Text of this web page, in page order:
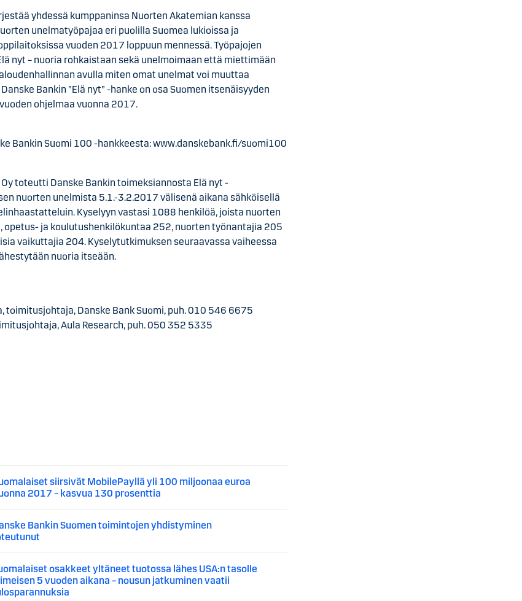
yhdessä kumppaninsa Nuorten Akatemian kanssa
unelmatyöpajaa eri puolilla Suomea lukioissa ja
vuoden 2017 loppuun mennessä. Työpajojen
nyt – nuoria rohkaistaan sekä unelmoimaan että miettimään
avulla miten omat unelmat voi muuttaa
Bankin ”Elä nyt” -hanke on osa Suomen itsenäisyyden
ohjelmaa vuonna 2017.
Bankin Suomi 100 -hankkeesta: www.danskebank.fi/suomi100
Oy toteutti Danske Bankin toimeksiannosta Elä nyt -
nuorten unelmista 5.1.-3.2.2017 välisenä aikana sähköisellä
Kyselyyn vastasi 1088 henkilöä, joista nuorten
opetus- ja koulutushenkilökuntaa 252, nuorten työnantajia 205
vaikuttajia 204. Kyselytutkimuksen seuraavassa vaiheessa
nuoria itseään.
toimitusjohtaja, Danske Bank Suomi, puh. 010 546 6675
Aula Research, puh. 050 352 5335
siirsivät MobilePayllä yli 100 miljoonaa euroa
2017 – kasvua 130 prosenttia
Bankin Suomen toimintojen yhdistyminen
osakkeet yltäneet tuotossa lähes USA:n tasolle
5 vuoden aikana – nousun jatkuminen vaatii